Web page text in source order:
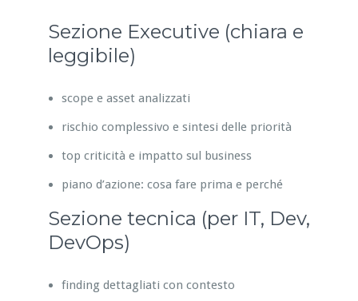
Sezione Executive (chiara e
leggibile)
scope e asset analizzati
rischio complessivo e sintesi delle priorità
top criticità e impatto sul business
piano d’azione: cosa fare prima e perché
Sezione tecnica (per IT, Dev,
DevOps)
finding dettagliati con contesto